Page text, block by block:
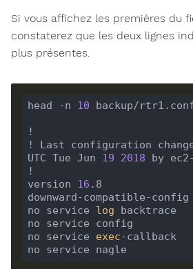
Si vous affichez les premières du
constaterez que les deux lignes
plus présentes.
head -n 10 backup/
!
! Last configuration
UTC Tue Jun 19 2018 by
!
version 16 .8
downward-compatible-config
no service log backtrace
no service config
no service exec-callback
no service nagle